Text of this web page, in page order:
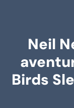
Neil
Birds